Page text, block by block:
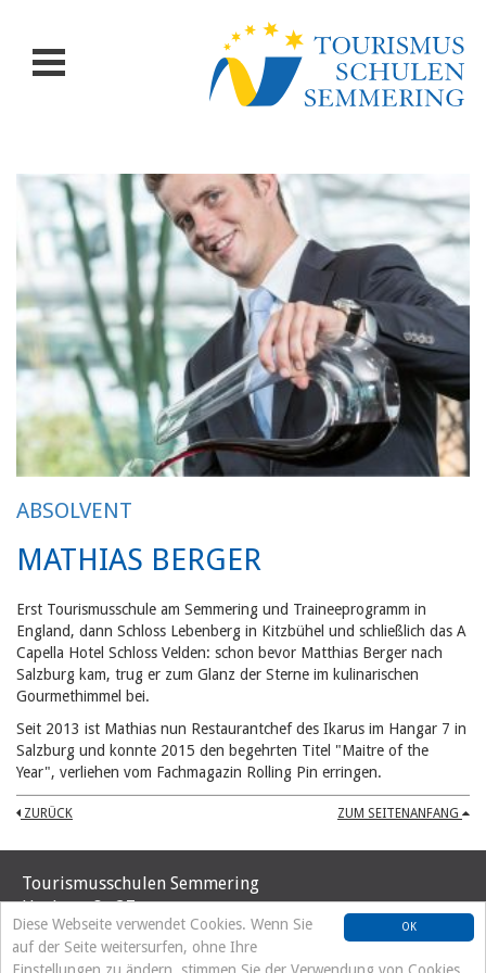
OK
Diese Webseite verwendet Cookies. Wenn Sie
auf der Seite weitersurfen, ohne Ihre
ABSOLVENT
MATHIAS BERGER
Erst Tourismusschule am Semmering und Traineeprogramm in
England, dann Schloss Lebenberg in Kitzbühel und schließlich das A
Capella Hotel Schloss Velden: schon bevor Matthias Berger nach
Salzburg kam, trug er zum Glanz der Sterne im kulinarischen
Gourmethimmel bei.
Seit 2013 ist Mathias nun Restaurantchef des Ikarus im Hangar 7 in
Salzburg und konnte 2015 den begehrten Titel "Maitre of the
Year", verliehen vom Fachmagazin Rolling Pin erringen.
ZURÜCK ZUM SEITENANFANG
Tourismusschulen Semmering
Hochstraße 37
A-2680 Semmering
Tel. +43 2664/8192